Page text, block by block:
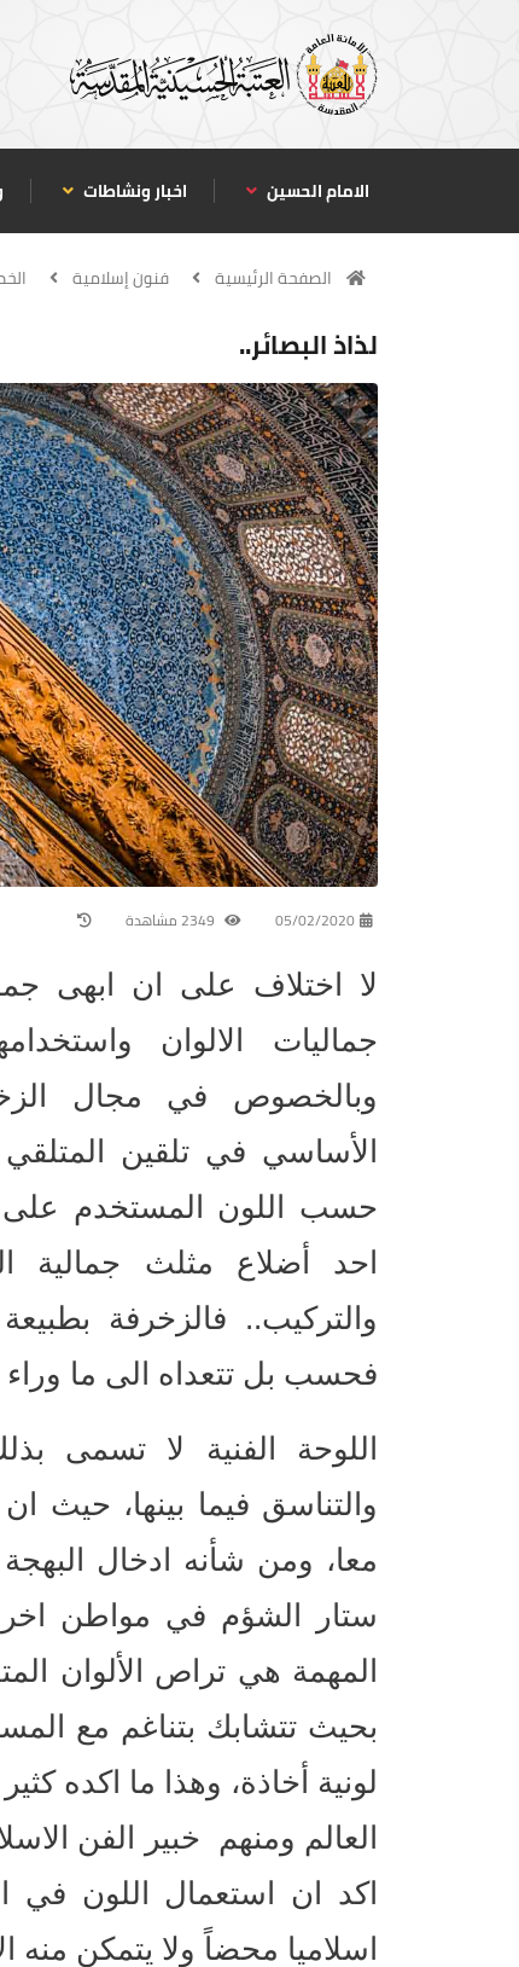
الامام الحسين اخبار ونشاطات
الصفحة الرئيسية فنون إسلامية
لذاذ البصائر..
05/02/2020
لا اختلاف على ان ابهى
جماليات الالوان
وبالخصوص في مجال
الأساسي في تلقين
حسب اللون المستخدم على
احد أضلاع مثلث جمالية
والتركيب.. فالزخرفة
فحسب بل تتعداه الى ما وراء
اللوحة الفنية لا تسمى
والتناسق فيما بينها، حيث
معا، ومن شأنه ادخال
ستار الشؤم في مواطن
المهمة هي تراص الألوان
بحيث تتشابك بتناغم مع
لونية أخاذة، وهذا ما اكده
العالم ومنهم خبير الفن
اكد ان استعمال اللون في
اسلاميا محضاً ولا يتمكن منه